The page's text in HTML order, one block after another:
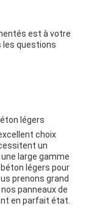
est à votre
les questions
légers
choix
un
large gamme
légers pour
prenons grand
panneaux de
en parfait état.